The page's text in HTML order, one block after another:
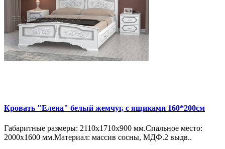
Кровать "Елена" белый жемчуг, с ящиками 160*200см
Габаритные размеры: 2110х1710х900 мм.Спальное место:
2000х1600 мм.Материал: массив сосны, МДФ.2 выдв..